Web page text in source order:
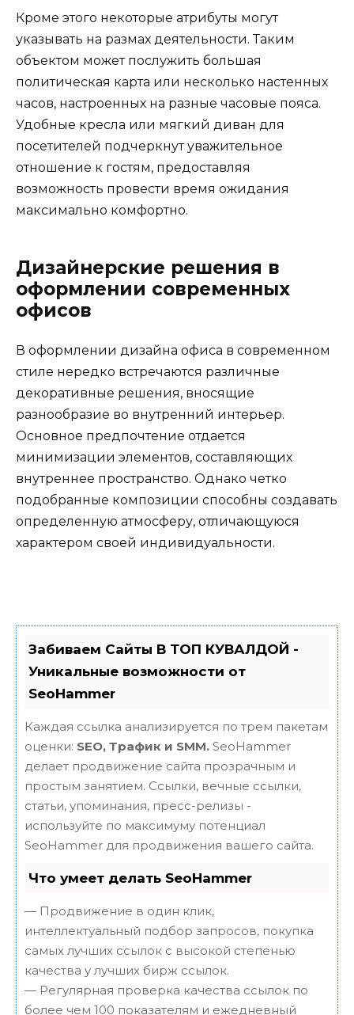
Кроме этого некоторые атрибуты могут
указывать на размах деятельности. Таким
объектом может послужить большая
политическая карта или несколько настенных
часов, настроенных на разные часовые пояса.
Удобные кресла или мягкий диван для
посетителей подчеркнут уважительное
отношение к гостям, предоставляя
возможность провести время ожидания
максимально комфортно.
Дизайнерские решения в
оформлении современных
офисов
В оформлении дизайна офиса в современном
стиле нередко встречаются различные
декоративные решения, вносящие
разнообразие во внутренний интерьер.
Основное предпочтение отдается
минимизации элементов, составляющих
внутреннее пространство. Однако четко
подобранные композиции способны создавать
определенную атмосферу, отличающуюся
характером своей индивидуальности.
Забиваем Сайты В ТОП КУВАЛДОЙ -
Уникальные возможности от
SeoHammer
Каждая ссылка анализируется по трем пакетам
оценки: SEO, Трафик и SMM. SeoHammer
делает продвижение сайта прозрачным и
простым занятием. Ссылки, вечные ссылки,
статьи, упоминания, пресс-релизы -
используйте по максимуму потенциал
SeoHammer для продвижения вашего сайта.
Что умеет делать SeoHammer
— Продвижение в один клик,
интеллектуальный подбор запросов, покупка
самых лучших ссылок с высокой степенью
качества у лучших бирж ссылок.
— Регулярная проверка качества ссылок по
более чем 100 показателям и ежедневный